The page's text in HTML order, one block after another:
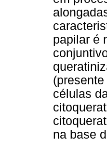
papilar é
células
na base